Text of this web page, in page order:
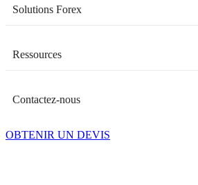
Solutions Forex
Ressources
Contactez-nous
OBTENIR UN DEVIS